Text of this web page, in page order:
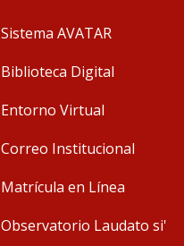
Sistema AVATAR
Biblioteca Digital
Entorno Virtual
Correo Institucional
Matrícula en Línea
Observatorio Laudato si'